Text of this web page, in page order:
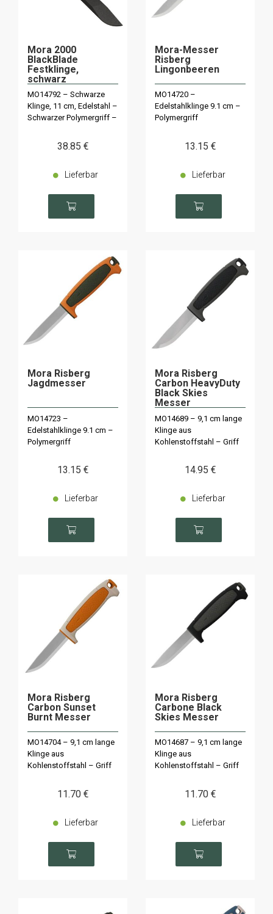
Mora 2000
BlackBlade
Festklinge,
schwarz
MO14792 – Schwarze
Klinge, 11 cm, Edelstahl –
Schwarzer Polymergriff –
38.85 €
Lieferbar
Mora-Messer
Risberg
Lingonbeeren
MO14720 –
Edelstahlklinge 9.1 cm –
Polymergriff
13.15 €
Lieferbar
Mora Risberg
Jagdmesser
MO14723 –
Edelstahlklinge 9.1 cm –
Polymergriff
13.15 €
Lieferbar
Mora Risberg
Carbon HeavyDuty
Black Skies
Messer
MO14689 – 9,1 cm lange
Klinge aus
Kohlenstoffstahl – Griff
14.95 €
Lieferbar
Mora Risberg
Carbon Sunset
Burnt Messer
MO14704 – 9,1 cm lange
Klinge aus
Kohlenstoffstahl – Griff
11.70 €
Lieferbar
Mora Risberg
Carbone Black
Skies Messer
MO14687 – 9,1 cm lange
Klinge aus
Kohlenstoffstahl – Griff
11.70 €
Lieferbar